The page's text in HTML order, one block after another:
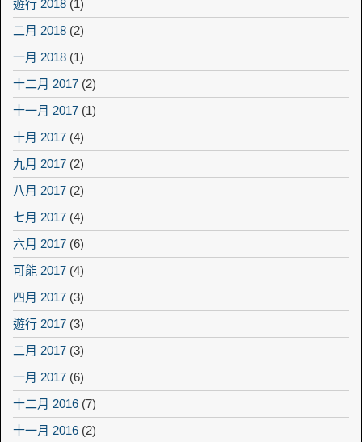
遊行 2018 (1)
二月 2018 (2)
一月 2018 (1)
十二月 2017 (2)
十一月 2017 (1)
十月 2017 (4)
九月 2017 (2)
八月 2017 (2)
七月 2017 (4)
六月 2017 (6)
可能 2017 (4)
四月 2017 (3)
遊行 2017 (3)
二月 2017 (3)
一月 2017 (6)
十二月 2016 (7)
十一月 2016 (2)